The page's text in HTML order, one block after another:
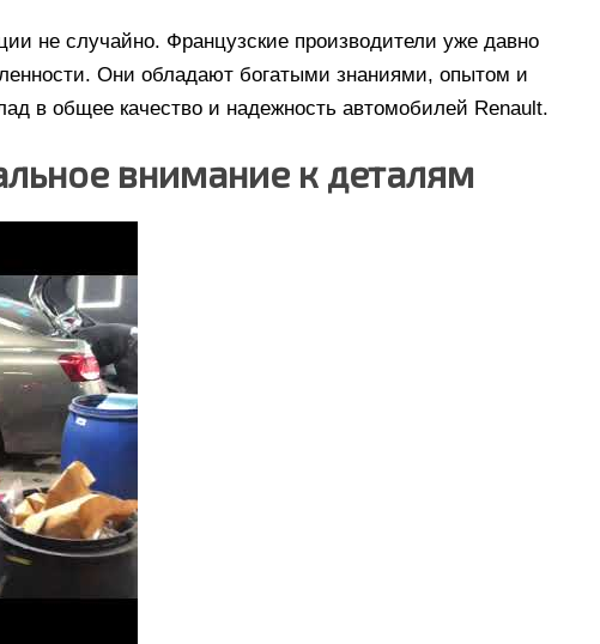
не случайно. Французские производители уже давно
Они обладают богатыми знаниями, опытом и
в общее качество и надежность автомобилей Renault.
внимание к деталям